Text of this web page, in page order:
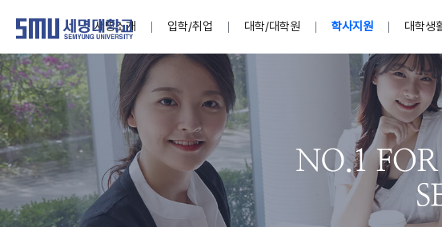
세명소개
세명소개
인재양성이 국가의 미래
세상을 밝게 비추는 인재양성
사이버투어 홍보브로슈어
입학/취업
입학/취업
인재양성이 국가의 미래
세상을 밝게 비추는 인재양성
사이버투어 홍보브로슈어
International
Students
대학/대학원
대학/대학원
인재양성이 국가의 미래
세상을 밝게 비추는 인재양성
사이버투어 홍보브로슈어
학사지원
학사지원
인재양성이 국가의 미래
세상을 밝게 비추는 인재양성
사이버투어 홍보브로슈어
학사일정
학사정보
대학생
대학생활
인재양성이 국가의 미래
세상을 밝게 비추는 인재양성
사이버투어 홍보브로슈어
대학생활 안내영상
학생지원
연구/산학
인재양성이 국가의 미래
세상을 밝게 비추는 인재양성
사이버투어 홍보브로슈어
산학협력단
교내연구지원
기관/시설
인재양성이 국가의 미래
세상을 밝게 비추는 인재양성
사이버투어 홍보브로슈어
기구조직표
특별기구
대학본부
SMU Story
인재양성이 국가의 미래
세상을 밝게 비추는 인재양성
사이버투어 홍보브로슈어
News@SMU
공지사항
소통·공감
인재양성이 국가의 미래
세상을 밝게 비추는 인재양성
사이버투어 홍보브로슈어
소통·공감
공익신고
학교기업
인재양성이 국가의 미래
세상을 밝게 비추는 인재양성
사이버투어 홍보브로슈어
세명네이처
세네뜨리아